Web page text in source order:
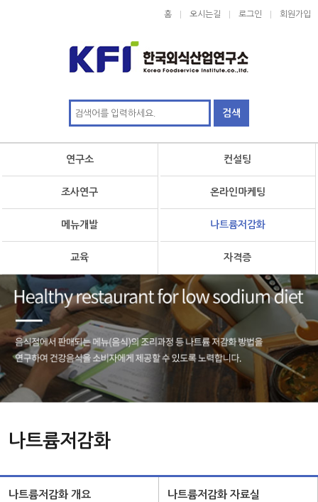
홈 오시는길 로그인 회원가입
연구소 컨설팅
조사연구 온라인마케팅
메뉴개발 나트륨저감화
교육 자격증
나트륨저감화
나트륨저감화 개요 나트륨저감화 자료실